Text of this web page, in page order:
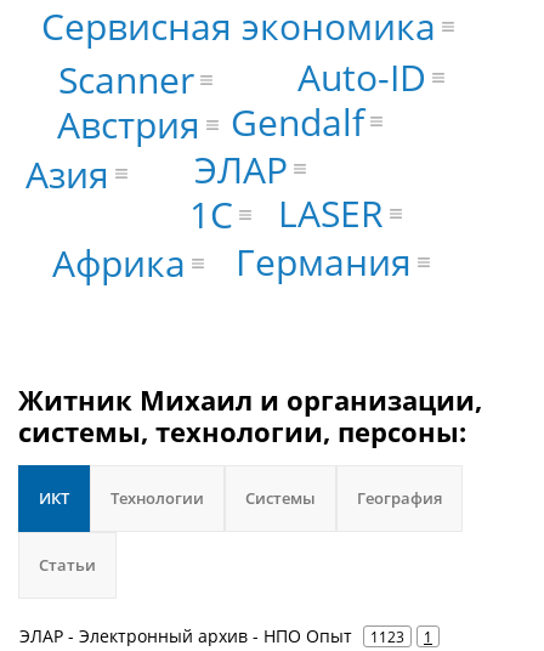
ЭЛАР
Gendalf
1С
LASER
Scanner
Auto-ID
Австрия
Африка Германия
Азия
Сервисная экономика
Житник Михаил и организации,
системы, технологии, персоны:
ИКТ Технологии Системы География
Статьи
ЭЛАР - Электронный архив - НПО Опыт 1123 1